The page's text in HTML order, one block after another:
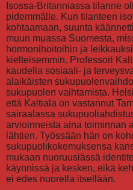
Isossa-Britanniassa tilanne
pidemmälle. Kun tilanteen
kohtaamaan, suunta
muun muassa Suomesta,
hormonihoitoihin ja
kielteisemmin. Professori
kaudella sosiaali- ja
alaikäisten
sukupuolen vaihtamista.
että Kaltiala on vastannut
sairaalassa
arvioinneista aina toiminnan
lähtien. Työssään hän on
sukupuolikokemuksensa
mukaan nuoruusiässä
käynnissä ja kesken, eikä
ei edes nuorella itsellään.